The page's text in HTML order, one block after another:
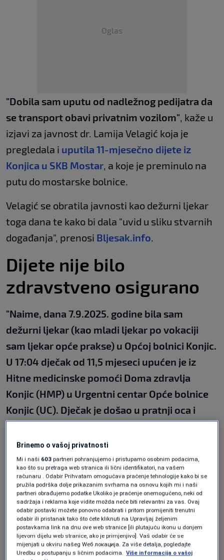
Oglas
"Dobila sam uputu od nadležnog pedijatra da
se transport obavi privatnim vozilom", kaže u
izjavi za javnost dr. Lamija Velagić koja je
pregledala i uputila 11-mjesečno dijete iz
Konjica u SKB Mostar, a koje je preminulo na
putu do mostarske bolnice.
Velagić se obratila javnosti kao dežurni ljekar
toga dana te kako bi dala "uvid u sliku stvarnih
događanja", prenosi Bljesak.info.
Dijete nije bilo
zdravstveno osigurano
"Naime, dana 7.9.2025. godine bila sam
dežurni ljekar (kao mladi ljekar po vokaciji
sam ljekar opće prakse) u Općoj bolnici Konjic.
U 17:04 dječak od 11,5 mjeseci upućen je iz
Hitne medicinske pomoći Doma zdravlja
Konjic (HMP) u Urgentni centar Opće bolnice
Konjic (UC). Dječak je došao u pratnji oca i
nene, majka nije bila prisutna. Pošto ga nisam
mogla pronaći u zdravstvenom sistemu,
upitala sam nenu je li dijete zavedeno u
sistem službe zdravstvene zaštite, na što sam
dobila odgovor da dijete nikada nije bilo
zdravstveno osigurano. Razlog uputa u UC
bila je povišena tjelesna temperatura"
, navela
Brinemo o vašoj privatnosti
Mi i naši 603 partneri pohranjujemo i pristupamo osobnim podacima,
kao što su pretraga web stranica ili lični identifikatori, na vašem
računaru . Odabir Prihvatam omogućava praćenje tehnologije kako bi se
pružila podrška dolje prikazanim svrhama na osnovu kojih mi i naši
partneri obrađujemo podatke Ukoliko je praćenje onemogućeno, neki od
sadržaja i reklama koje vidite možda neće biti relevantni za vas. Ovaj
odabir postavki možete ponovno odabrati i pritom promijeniti trenutni
odabir ili pristanak tako što ćete kliknuti na Upravljaj željenim
postavkama link na dnu ove web stranice [ili plutajuću ikonu u donjem
lijevom dijelu web stranice, ako je primjenjivo]. Vaš odabir će se
mijenjati u okviru našeg Wеб локација. Za više detalja, pogledajte
Uredbu o postupanju s ličnim podacima. Više informacija o vašoj